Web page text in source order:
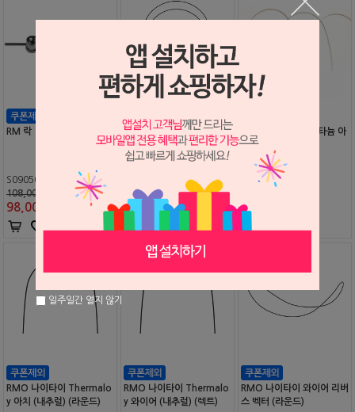
RM 락
S0905011
108,000원
98,000
RMO Bendaloy 티타늄 St
raight 14" 와이어
82,000원
74,000 원
RMO Bendaloy 티타늄 아
치 와이어
S1902242
74,000
RMO 나이타이 Thermalo
y 아치 (내추럴) (라운드)
RMO 나이타이 Thermalo
y 와이어 (내추럴) (렉트)
RMO 나이타이 와이어 리버
스 벡터 (라운드)
일주일간 열지 않기